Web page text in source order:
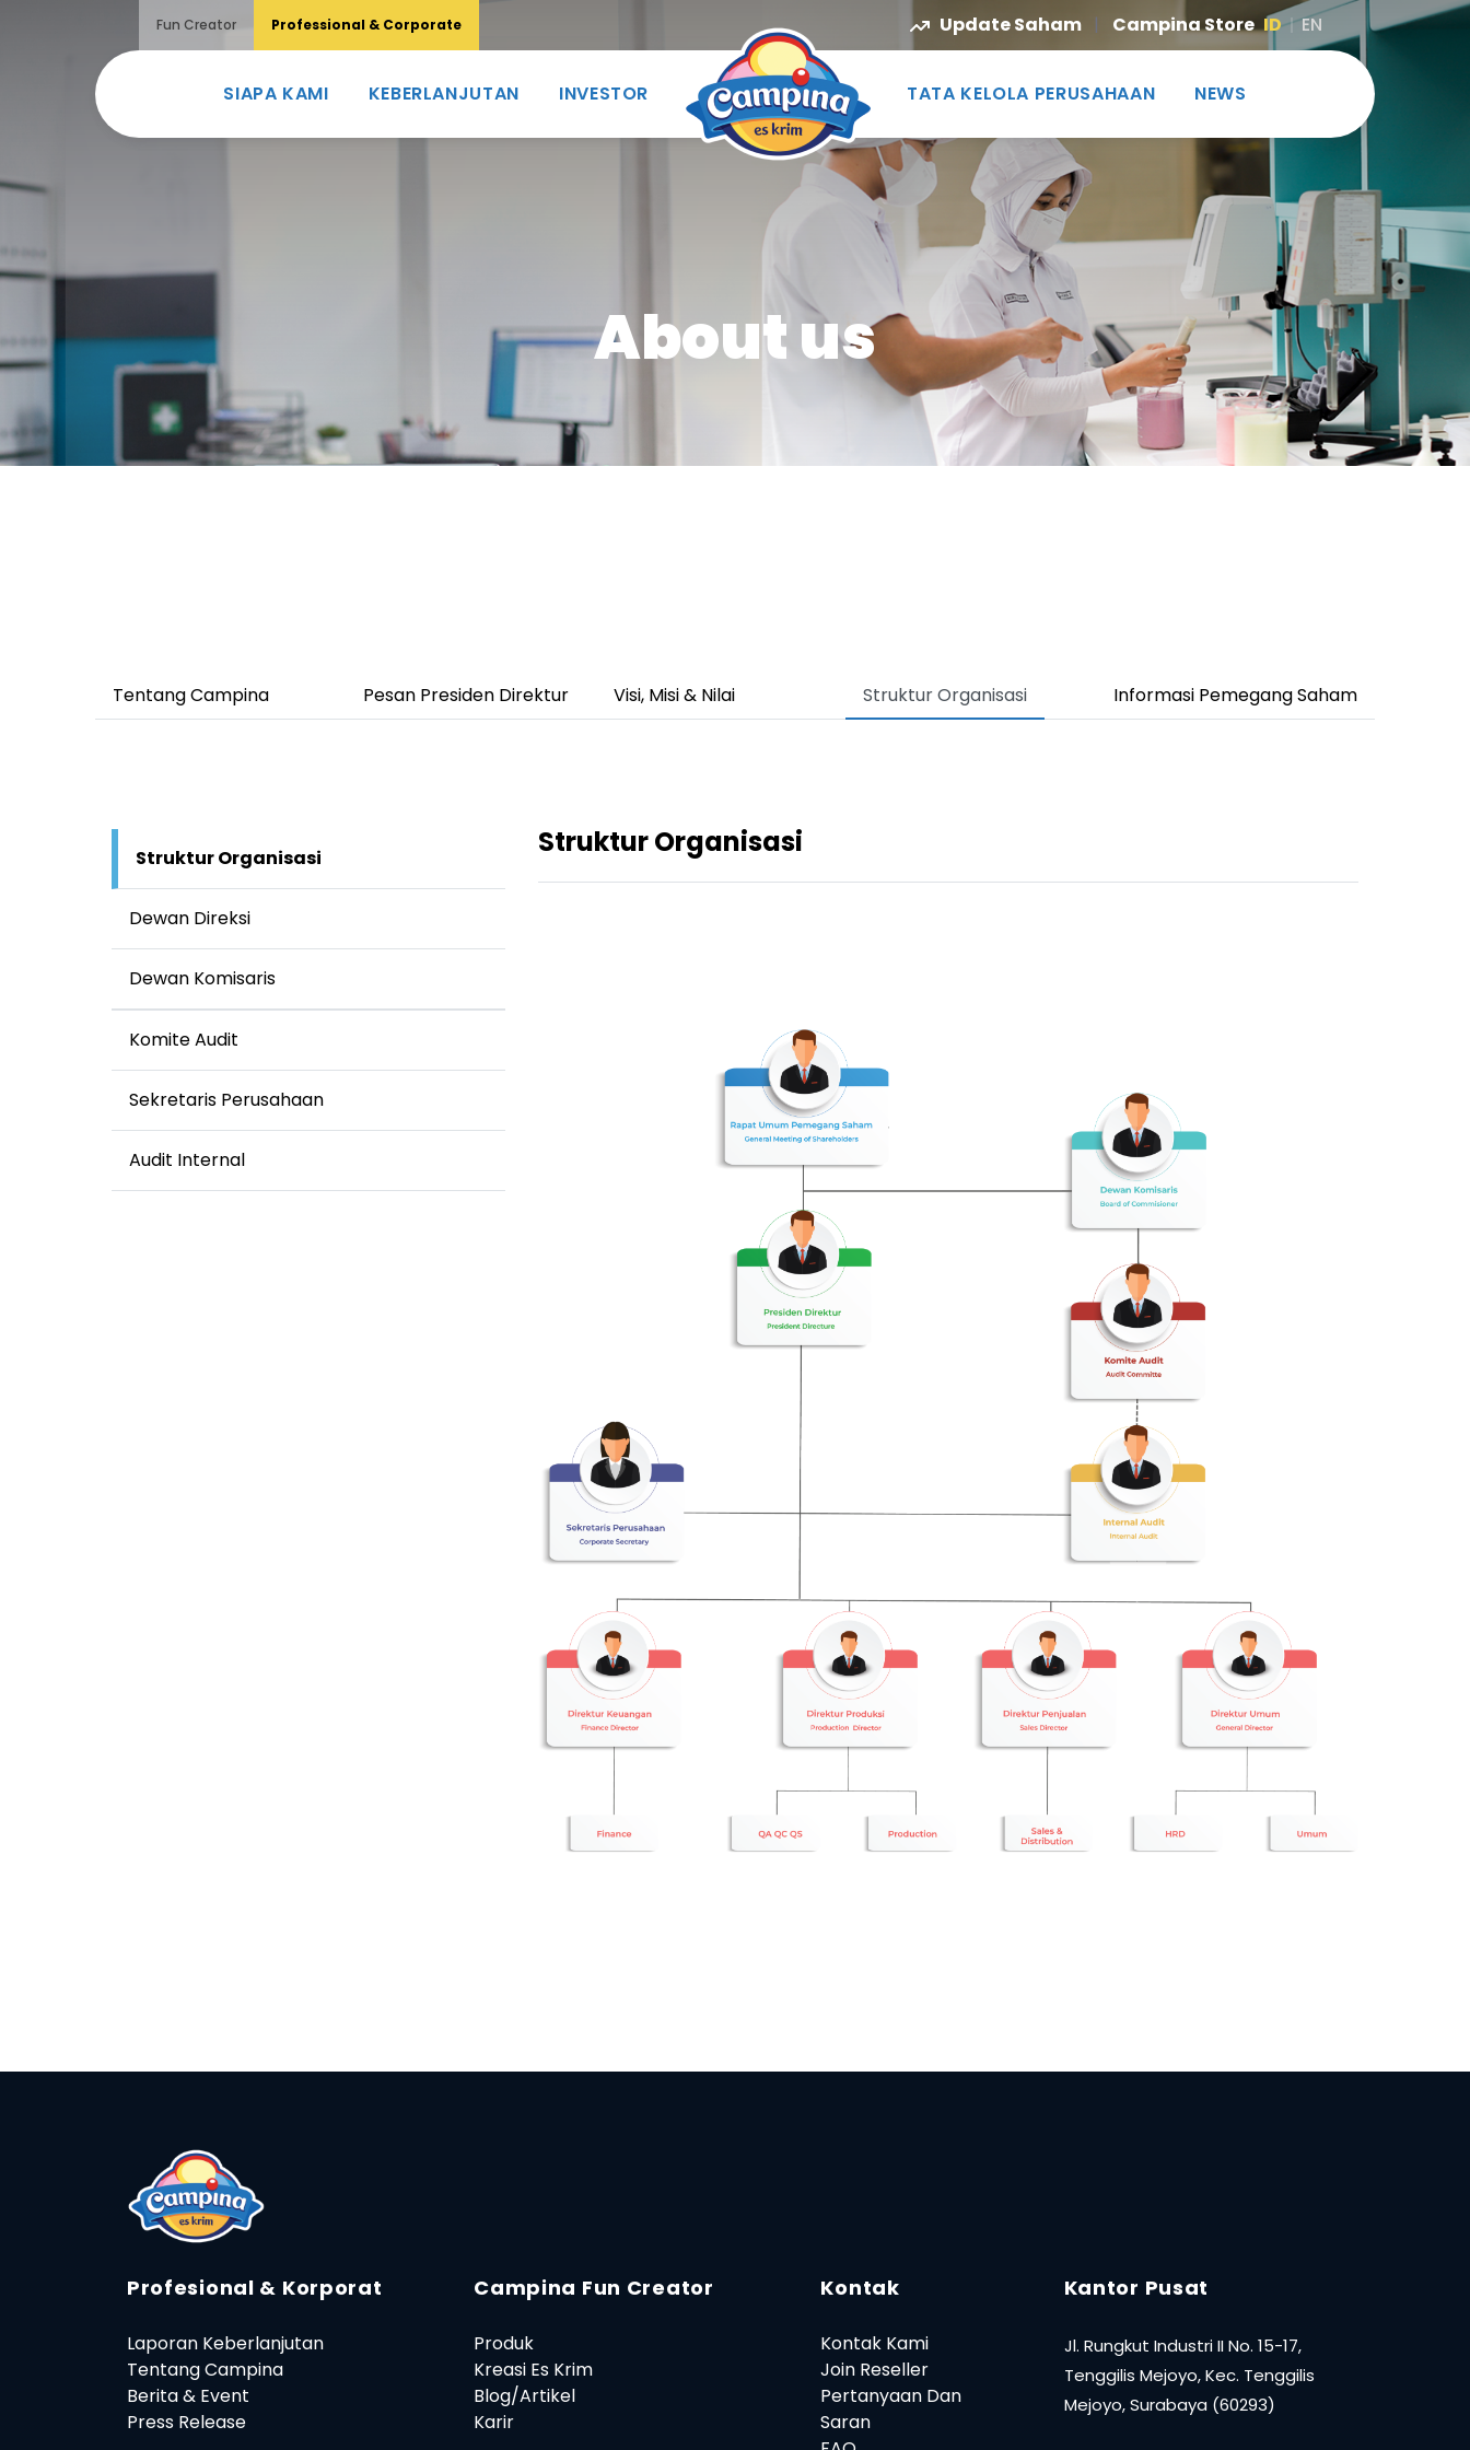
Fun Creator Professional & Corporate Update Saham | Campina Store ID EN
SIAPA KAMI KEBERLANJUTAN INVESTOR TATA KELOLA PERUSAHAAN NEWS
About us
Tentang Campina Pesan Presiden Direktur Visi, Misi & Nilai Struktur Organisasi Informasi Pemegang Saham
Struktur Organisasi
Dewan Direksi
Dewan Komisaris
Komite Audit
Sekretaris Perusahaan
Audit Internal
Struktur Organisasi
Profesional & Korporat
Laporan Keberlanjutan
Tentang Campina
Berita & Event
Press Release
Campina Fun Creator
Produk
Kreasi Es Krim
Blog/Artikel
Karir
Kontak
Kontak Kami
Join Reseller
Pertanyaan Dan
Saran
Kantor Pusat
Jl. Rungkut Industri II No. 15-17,
Tenggilis Mejoyo, Kec. Tenggilis
Mejoyo, Surabaya (60293)